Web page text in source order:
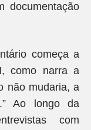
documentação
começa a
como narra a
não mudaria, a
Ao longo da
com